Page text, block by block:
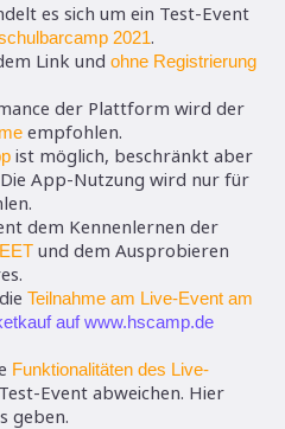
es sich um ein Test-Event
2021.
Link und ohne Registrierung
der Plattform wird der
empfohlen.
ist möglich, beschränkt aber
App-Nutzung wird nur für
dem Kennenlernen der
und dem Ausprobieren
Teilnahme am Live-Event am
auf www.hscamp.de
Funktionalitäten des Live-
Event abweichen. Hier
geben.